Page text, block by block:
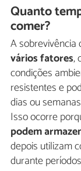
Quanto
comer?
A sobrevivência
vários fatores,
condições
resistentes e
dias ou
Isso ocorre
podem
depois utilizam
durante